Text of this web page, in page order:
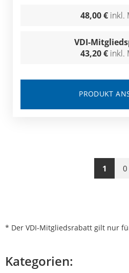
48,00 € inkl.
VDI-
43,20 € inkl.
PRODUKT
1 0
* Der VDI-Mitgliedsrabatt gilt nur
Kategorien: